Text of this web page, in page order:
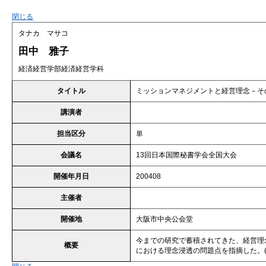
閉じる
タナカ マサコ
田中 雅子
経済経営学部経済経営学科
タイトル ミッションマネジメントと経営理念－
講演者
担当区分 単
会議名 13回日本国際秘書学会全国大会
開催年月日 200408
主催者
開催地 大阪市中央公会堂
概要
今までの研究で蓄積されてきた、経営
における理念浸透の問題点を指摘した